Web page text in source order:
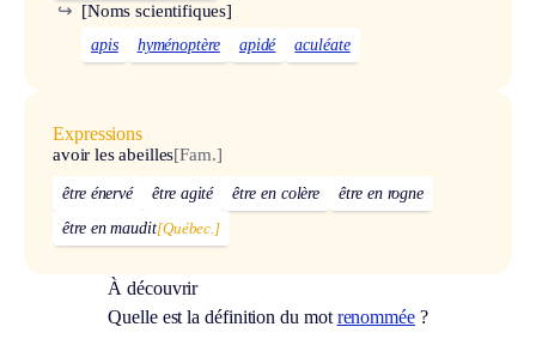
[Noms scientifiques]
↪
apis hyménoptère apidé aculéate
Expressions
avoir les abeilles[Fam.]
être énervé être agité être en colère
être en rogne
être en maudit[Québec.]
À découvrir
Quelle est la définition du mot renommée?